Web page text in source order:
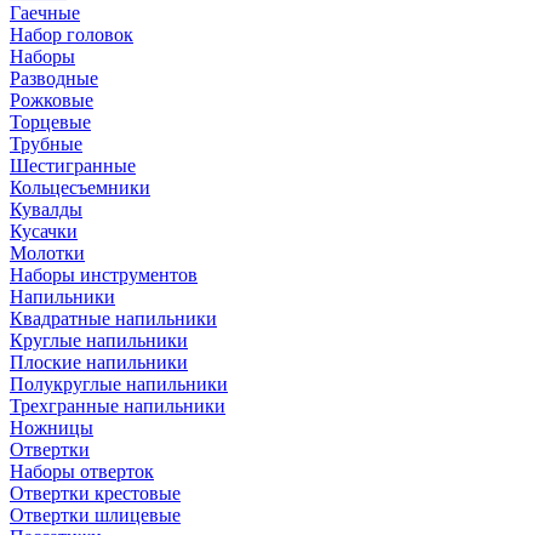
Гаечные
Набор головок
Наборы
Разводные
Рожковые
Торцевые
Трубные
Шестигранные
Кольцесъемники
Кувалды
Кусачки
Молотки
Наборы инструментов
Напильники
Квадратные напильники
Круглые напильники
Плоские напильники
Полукруглые напильники
Трехгранные напильники
Ножницы
Отвертки
Наборы отверток
Отвертки крестовые
Отвертки шлицевые